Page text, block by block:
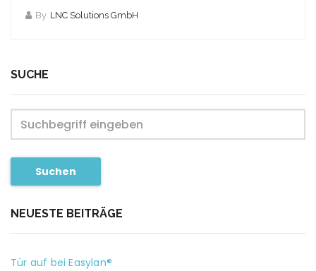
By LNC Solutions GmbH
SUCHE
Suchen
NEUESTE BEITRÄGE
Tür auf bei Easylan®